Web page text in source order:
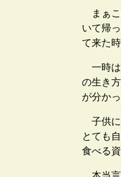
まぁこ
いて帰
て来た
一時は
の生き
が分か
子供に
とても
食べる